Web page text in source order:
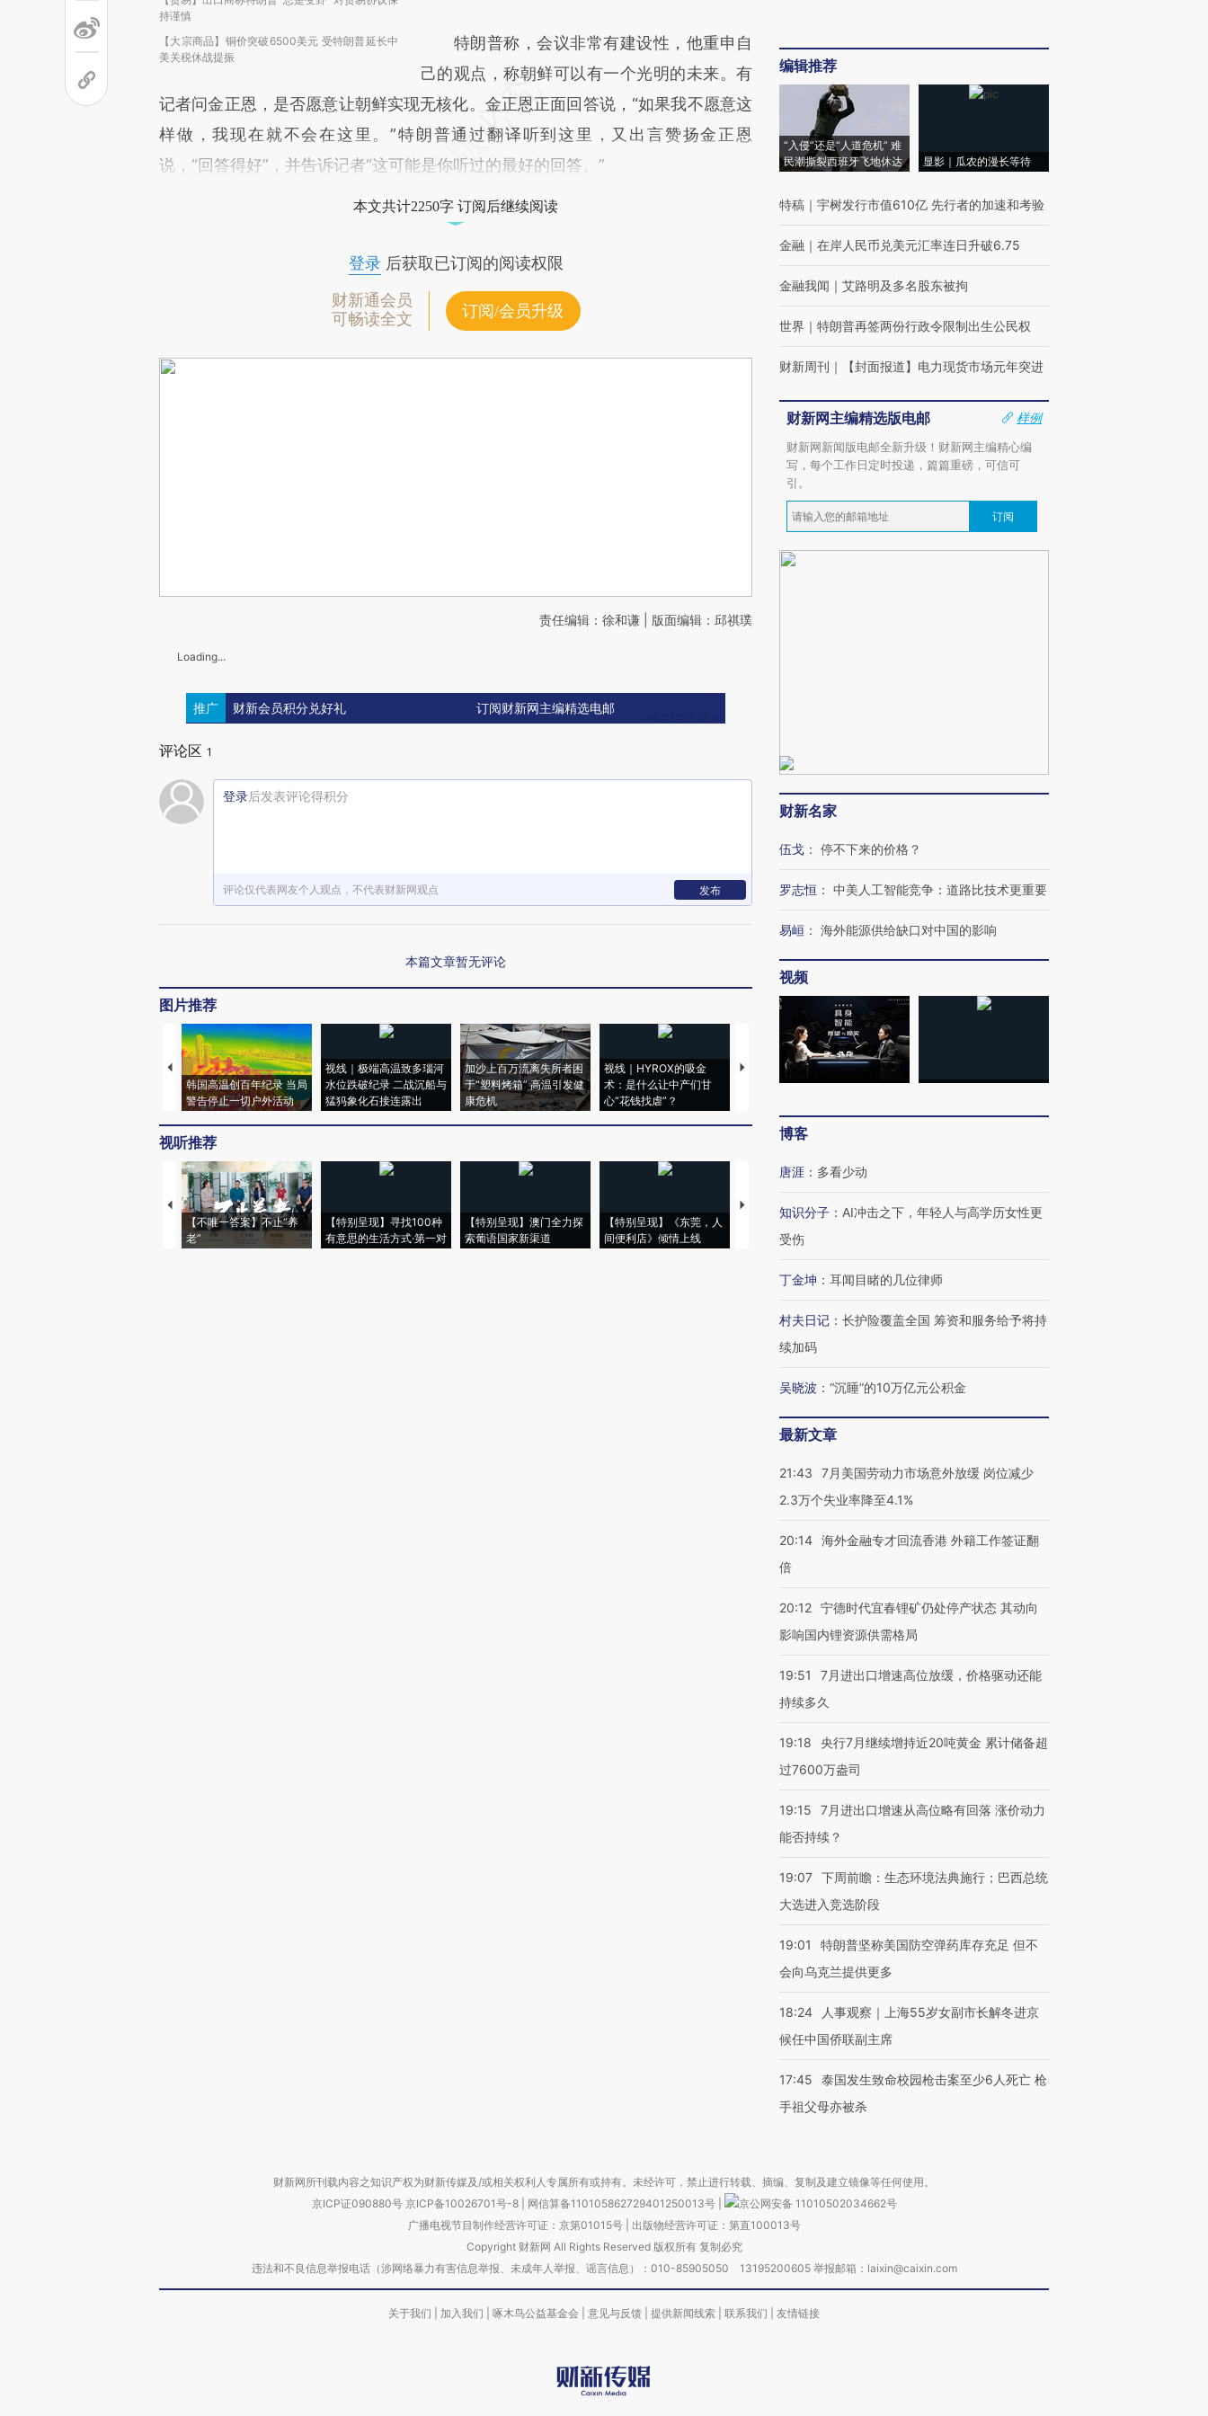
持谨慎
【大宗商品】铜价突破6500美元 受特朗普延长中
美关税休战提振
特朗普称，会议非常有建设性，他重申自
己的观点，称朝鲜可以有一个光明的未来。有
记者问金正恩，是否愿意让朝鲜实现无核化。金正恩正面回答说，“如果我不愿意这
样做，我现在就不会在这里。”特朗普通过翻译听到这里，又出言赞扬金正恩
说，“回答得好”，并告诉记者“这可能是你听过的最好的回答。”
本文共计2250字 订阅后继续阅读
登录后获取已订阅的阅读权限
财新通会员
可畅读全文
订阅/会员升级
责任编辑：徐和谦 | 版面编辑：邱祺璞
Loading...
推广 财新会员积分兑好礼 订阅财新网主编精选电邮
评论区 1
登录后发表评论得积分
评论仅代表网友个人观点，不代表财新网观点 发布
本篇文章暂无评论
图片推荐
韩国高温创百年纪录 当局
警告停止一切户外活动
视线｜极端高温致多瑙河
水位跌破纪录 二战沉船与
猛犸象化石接连露出
加沙上百万流离失所者困
于“塑料烤箱” 高温引发健
康危机
视线｜HYROX的吸金
术：是什么让中产们甘
心“花钱找虐”？
马航飞行员跨国走私7万
粒摇头丸 尿检体内含3种
视线｜被称为“蟑螂”的印
度Z世代 用街头抗争将教
机”？难民潮撕裂西班牙
视听推荐
【不唯一答案】不止“养
老”
【特别呈现】寻找100种
有意思的生活方式·第一对
【特别呈现】澳门全力探
索葡语国家新渠道
【特别呈现】《东莞，人
间便利店》倾情上线
【推广】走进第四届链博
会，让数智科技“链”接产
【特别呈现】寻找100种
【商旅对话】华住集团
CFO：不靠规模取胜，华
编辑推荐
“入侵”还是“人道危机” 难
民潮撕裂西班牙飞地休达
显影｜瓜农的漫长等待
特稿 ｜ 宇树发行市值610亿 先行者的加速和考验
金融 ｜ 在岸人民币兑美元汇率连日升破6.75
金融我闻 ｜ 艾路明及多名股东被拘
世界 ｜ 特朗普再签两份行政令限制出生公民权
财新周刊 ｜ 【封面报道】电力现货市场元年突进
财新网主编精选版电邮
样例
财新网新闻版电邮全新升级！财新网主编精心编
写，每个工作日定时投递，篇篇重磅，可信可
引。
订阅
财新名家
伍戈 ： 停不下来的价格？
罗志恒 ： 中美人工智能竞争：道路比技术更重要
易峘 ： 海外能源供给缺口对中国的影响
视频
博客
唐涯 ： 多看少动
知识分子 ： AI冲击之下，年轻人与高学历女性更
受伤
丁金坤 ： 耳闻目睹的几位律师
村夫日记 ： 长护险覆盖全国 筹资和服务给予将持
续加码
吴晓波 ： “沉睡”的10万亿元公积金
最新文章
21:43
7月美国劳动力市场意外放缓 岗位减少
2.3万个失业率降至4.1%
20:14 海外金融专才回流香港 外籍工作签证翻
倍
20:12 宁德时代宜春锂矿仍处停产状态 其动向
影响国内锂资源供需格局
19:51
7月进出口增速高位放缓，价格驱动还能
持续多久
19:18
央行7月继续增持近20吨黄金 累计储备超
过7600万盎司
19:15
7月进出口增速从高位略有回落 涨价动力
能否持续？
19:07 下周前瞻：生态环境法典施行；巴西总统
大选进入竞选阶段
19:01
特朗普坚称美国防空弹药库存充足 但不
会向乌克兰提供更多
18:24
人事观察｜上海55岁女副市长解冬进京
候任中国侨联副主席
17:45
泰国发生致命校园枪击案至少6人死亡 枪
手祖父母亦被杀
财新网所刊载内容之知识产权为财新传媒及/或相关权利人专属所有或持有。未经许可，禁止进行转载、摘编、复制及建立镜像等任何使用。
京ICP证090880号 京ICP备10026701号-8 网信算备110105862729401250013号
京公网安备 11010502034662号
广播电视节目制作经营许可证：京第01015号| 出版物经营许可证：第直100013号
Copyright 财新网 All Rights Reserved 版权所有 复制必究
违法和不良信息举报电话（涉网络暴力有害信息举报、未成年人举报、谣言信息）：010-85905050 13195200605 举报邮箱：laixin@caixin.com
关于我们 加入我们 啄木鸟公益基金会 意见与反馈 提供新闻线索 联系我们 友情链接